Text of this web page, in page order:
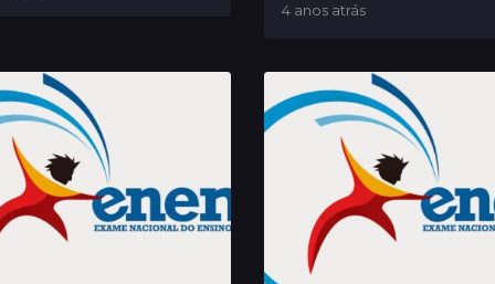
s
a
t
s
4 anos atrás
o
s
a
á
s